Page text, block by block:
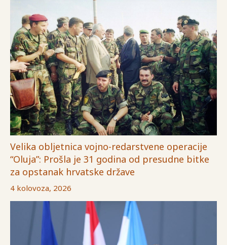
Velika obljetnica vojno-redarstvene operacije
“Oluja”: Prošla je 31 godina od presudne bitke
za opstanak hrvatske države
4 kolovoza, 2026